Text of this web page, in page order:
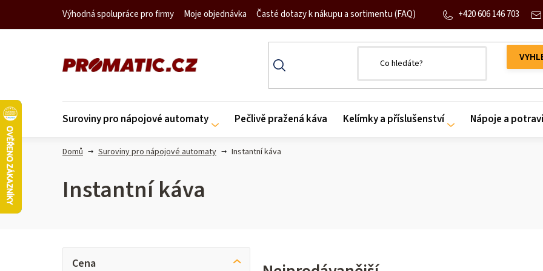
obsah
Výhodná spolupráce pro firmy Moje objednávka Časté dotazy k nákupu a sortimentu (FAQ) +420 606 146 703
Suroviny pro nápojové automaty Pečlivě pražená káva Kelímky a příslušenství Nápoje a
Domů Suroviny pro nápojové automaty Instantní káva
Instantní káva
PCena